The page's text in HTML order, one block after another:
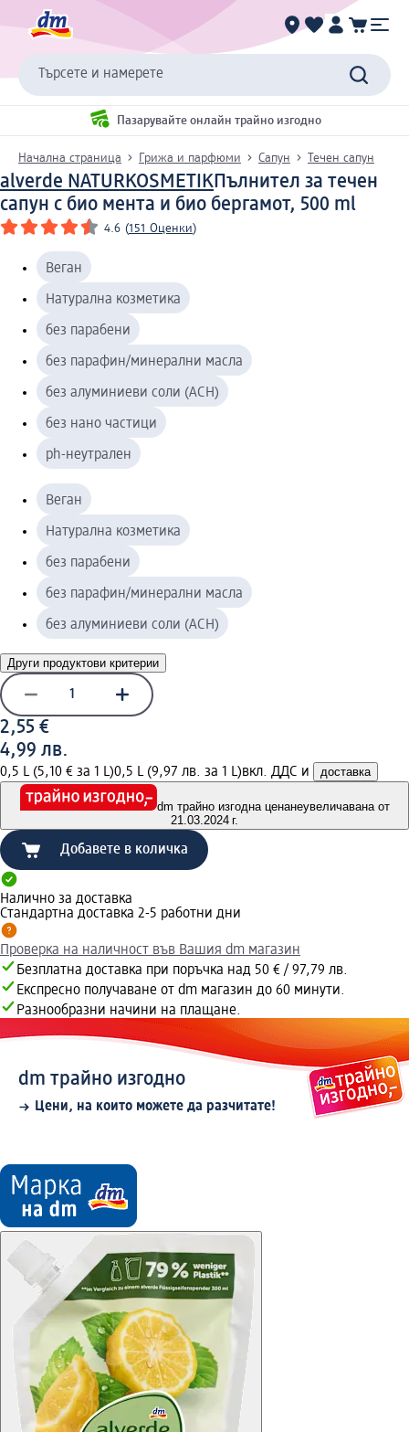
Търсете и намерете
Пазарувайте онлайн трайно изгодно
Начална страница Грижа и парфюми Сапун Течен сапун
alverde NATURKOSMETIKПълнител за течен
сапун с био мента и био бергамот, 500 ml
4.6 (151 Оценки)
Веган
Натурална козметика
без парабени
без парафин/минерални масла
без алуминиеви соли (ACH)
без нано частици
ph-неутрален
Веган
Натурална козметика
без парабени
без парафин/минерални масла
без алуминиеви соли (ACH)
Други продуктови критерии
2,55 €
4,99 лв.
0,5 L (5,10 € за 1 L)0,5 L (9,97 лв. за 1 L)вкл. ДДС и доставка
dm трайно изгодна ценанеувеличавана от
21.03.2024 г.
Добавете в количка
Налично за доставка
Стандартна доставка 2-5 работни дни
Проверка на наличност във Вашия dm магазин
Безплатна доставка при поръчка над 50 € / 97,79 лв.
Експресно получаване от dm магазин до 60 минути.
Разнообразни начини на плащане.
dm трайно изгодно
Цени, на които можете да разчитате!